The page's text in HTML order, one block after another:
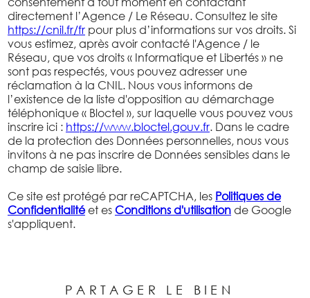
directement l’Agence / Le Réseau. Consultez le site
https://cnil.fr/fr pour plus d’informations sur vos droits. Si
vous estimez, après avoir contacté l'Agence / le
Réseau, que vos droits « Informatique et Libertés » ne
sont pas respectés, vous pouvez adresser une
réclamation à la CNIL. Nous vous informons de
l’existence de la liste d'opposition au démarchage
téléphonique « Bloctel », sur laquelle vous pouvez vous
inscrire ici : https://www.bloctel.gouv.fr. Dans le cadre
de la protection des Données personnelles, nous vous
invitons à ne pas inscrire de Données sensibles dans le
champ de saisie libre.
Ce site est protégé par reCAPTCHA, les Politiques de
Confidentialitéet es Conditions d'utilisation de Google
s'appliquent.
PARTAGER LE BIEN